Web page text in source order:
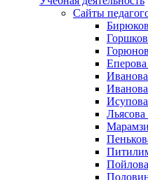
Сайты